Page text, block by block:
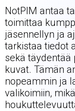
NotPIM antaa
toimittaa
jäsennellyn ja
tarkistaa tiedot
sekä
kuvat. Tämän
nopeammin ja
valikoimiin,